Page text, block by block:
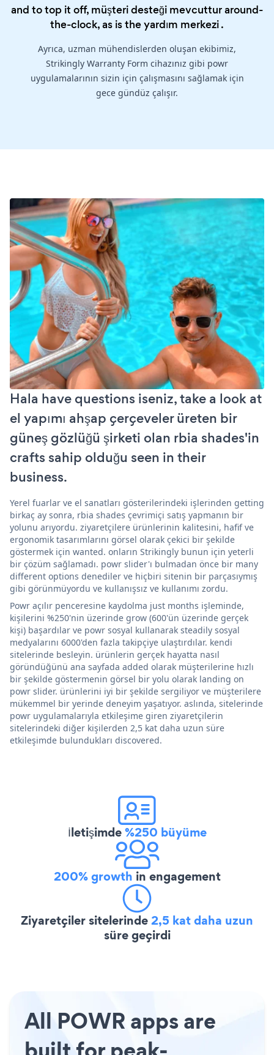
and to top it off, müşteri desteği mevcuttur around-
the-clock, as is theyardım merkezi.
Ayrıca, uzman mühendislerden oluşan ekibimiz,
Strikingly Warranty Form cihazınız gibi powr
uygulamalarının sizin için çalışmasını sağlamak için
gece gündüz çalışır.
Hala have questions iseniz, take a look at
el yapımı ahşap çerçeveler üreten bir
güneş gözlüğü şirketi olan rbia shades'in
crafts sahip olduğu seen in their
business.
Yerel fuarlar ve el sanatları gösterilerindeki işlerinden getting
birkaç ay sonra, rbia shades çevrimiçi satış yapmanın bir
yolunu arıyordu. ziyaretçilere ürünlerinin kalitesini, hafif ve
ergonomik tasarımlarını görsel olarak çekici bir şekilde
göstermek için wanted. onların Strikingly bunun için yeterli
bir çözüm sağlamadı. powr slider'ı bulmadan önce bir many
different options denediler ve hiçbiri sitenin bir parçasıymış
gibi görünmüyordu ve kullanışsız ve kullanımı zordu.
Powr açılır penceresine kaydolma just months işleminde,
kişilerini %250'nin üzerinde grow (600'ün üzerinde gerçek
kişi) başardılar ve powr sosyal kullanarak steadily sosyal
medyalarını 6000'den fazla takipçiye ulaştırdılar. kendi
sitelerinde besleyin. ürünlerin gerçek hayatta nasıl
göründüğünü ana sayfada added olarak müşterilerine hızlı
bir şekilde göstermenin görsel bir yolu olarak landing on
powr slider. ürünlerini iyi bir şekilde sergiliyor ve müşterilere
mükemmel bir yerinde deneyim yaşatıyor. aslında, sitelerinde
powr uygulamalarıyla etkileşime giren ziyaretçilerin
sitelerindeki diğer kişilerden 2,5 kat daha uzun süre
etkileşimde bulundukları discovered.
İletişimde%250 büyüme
200% growth in engagement
Ziyaretçiler sitelerinde2,5 kat daha uzun
süre geçirdi
All POWR apps are